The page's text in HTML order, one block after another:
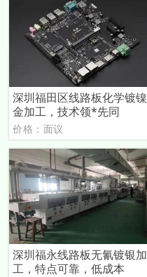
深圳福田区线路板化学镀镍
金加工，技术领*先同
价格：面议
深圳福永线路板无氰镀银加
工，特点可靠，低成本